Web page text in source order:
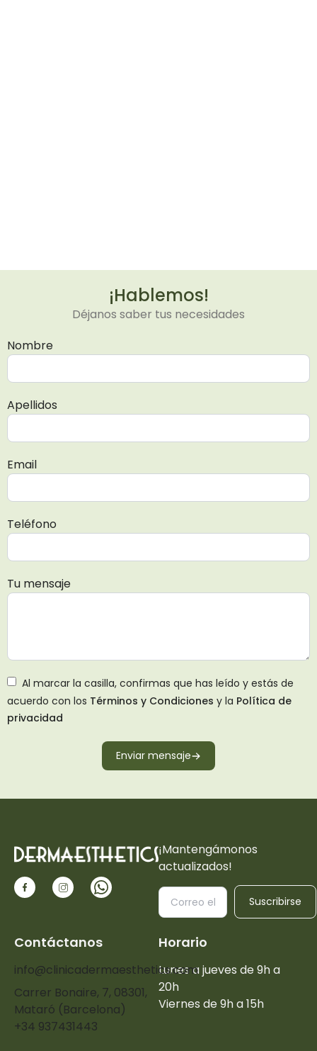
¡Hablemos!
Déjanos saber tus necesidades
Nombre
Apellidos
Email
Teléfono
Tu mensaje
Al marcar la casilla, confirmas que has leído y estás de
acuerdo con los Términos y Condiciones y la Política de
privacidad
Enviar mensaje
¡Mantengámonos
actualizados!
Suscribirse
Horario
Lunes a jueves de 9h a
20h
Viernes de 9h a 15h
Contáctanos
+34 937431443
info@clinicadermaesthetics.com
Carrer Bonaire, 7, 08301,
Mataró (Barcelona)